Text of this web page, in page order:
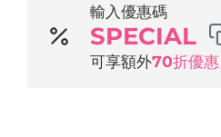
輸入優惠碼
SPECIAL
可享額外70折優惠